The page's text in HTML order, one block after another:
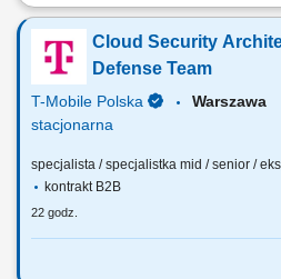
Zakres obowiązków: Sprzedaż łączy
standardowych i symetrycznych z SLA;
firm w terenie, sygnały zakupowe (nowa
informatyka), polecenia od obecnych
Wizje lokalne i zbieranie...
Cloud Security
Defense Team
T-Mobile Polska
stacjonarna
specjalista / specjalistka mid / senior /
kontrakt B2B
22 godz.